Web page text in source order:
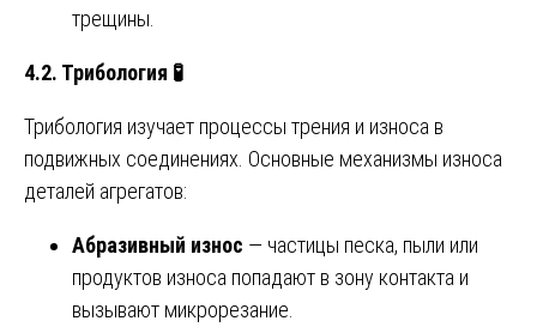
трещины.
4.2. Трибология 🧪
Трибология изучает процессы трения и износа в
подвижных соединениях. Основные механизмы износа
деталей агрегатов:
Абразивный износ — частицы песка, пыли или
продуктов износа попадают в зону контакта и
вызывают микрорезание.